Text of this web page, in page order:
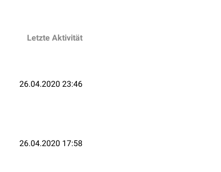
Letzte Aktivität
26.04.2020 23:46
26.04.2020 17:58